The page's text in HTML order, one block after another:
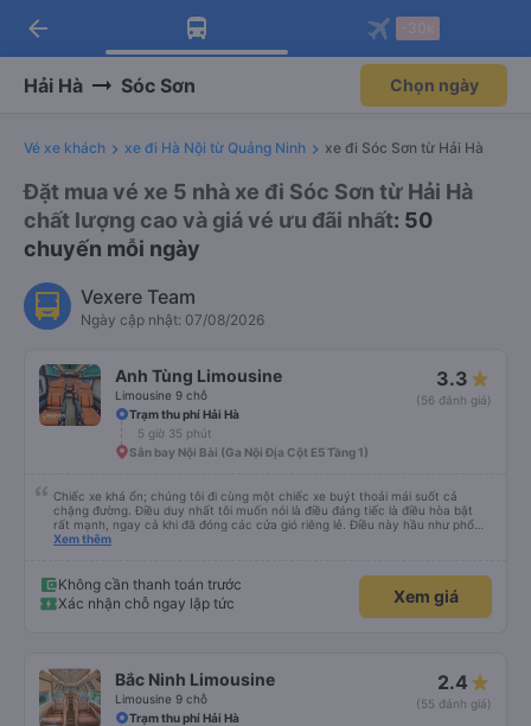
Tải app Vexere ngay!
Nhận ưu đãi thành viên độc
Mở app
Tải app Vexere
-30k/ghế khi đặt vé máy bay qua
Mở app
arrow_back
Hải Hà Sóc Sơn Chọn ngày
Vé xe khách xe đi Hà Nội từ Quảng Ninh xe đi Sóc Sơn từ Hải Hà
Đặt mua vé xe 5 nhà xe đi Sóc Sơn từ Hải Hà
chất lượng cao và giá vé ưu đãi nhất: 50
chuyến mỗi ngày
Vexere Team
Ngày cập nhật: 07/08/2026
Anh Tùng Limousine
Limousine 9 chỗ
3.3
(56 đánh giá)
Trạm thu phí Hải Hà
5 giờ 35 phút
Sân bay Nội Bài (Ga Nội Địa Cột E5 Tầng 1)
Chiếc xe khá ổn; chúng tôi đi cùng một chiếc xe buýt thoải mái suốt cả
chặng đường. Điều duy nhất tôi muốn nói là điều đáng tiếc là điều hòa bật
rất mạnh, ngay cả khi đã đóng các cửa gió riêng lẻ. Điều này hầu như phổ
biến ở châu Á. Vì vậy, hãy mang theo quần áo ấm hoặc thứ gì đó để che
Xem thêm
Không cần thanh toán trước
Xác nhận chỗ ngay lập tức
Xem giá
Bắc Ninh Limousine
Limousine 9 chỗ
2.4
(55 đánh giá)
Trạm thu phí Hải Hà